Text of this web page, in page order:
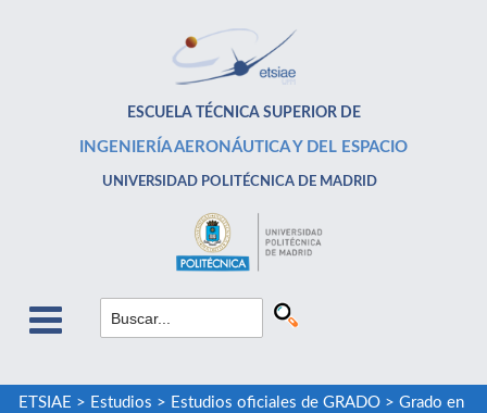
ESCUELA TÉCNICA SUPERIOR DE
INGENIERÍA AERONÁUTICA Y DEL ESPACIO
UNIVERSIDAD POLITÉCNICA DE MADRID
ETSIAE > Estudios > Estudios oficiales de GRADO> Grado en